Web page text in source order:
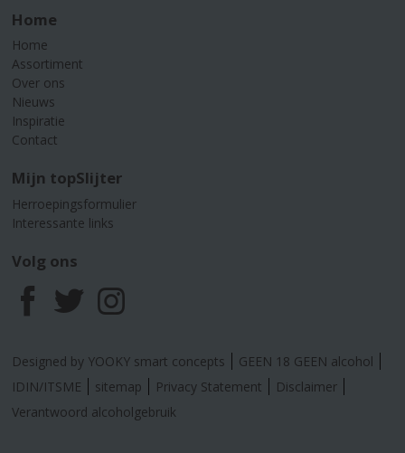
Home
Home
Assortiment
Over ons
Nieuws
Inspiratie
Contact
Mijn topSlijter
Herroepingsformulier
Interessante links
Volg ons
F
a
c
T
w
i
I
n
s
Designed by YOOKY smart concepts
GEEN 18 GEEN alcohol
IDIN/ITSME
sitemap Privacy Statement
Disclaimer
Verantwoord alcoholgebruik